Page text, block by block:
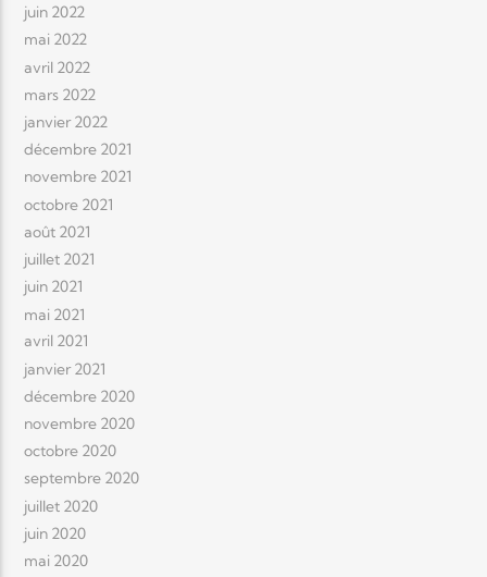
juin 2022
mai 2022
avril 2022
mars 2022
janvier 2022
décembre 2021
novembre 2021
octobre 2021
août 2021
juillet 2021
juin 2021
mai 2021
avril 2021
janvier 2021
décembre 2020
novembre 2020
octobre 2020
septembre 2020
juillet 2020
juin 2020
mai 2020